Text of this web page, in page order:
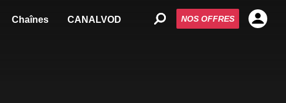
Chaînes CANALVOD NOS OFFRES